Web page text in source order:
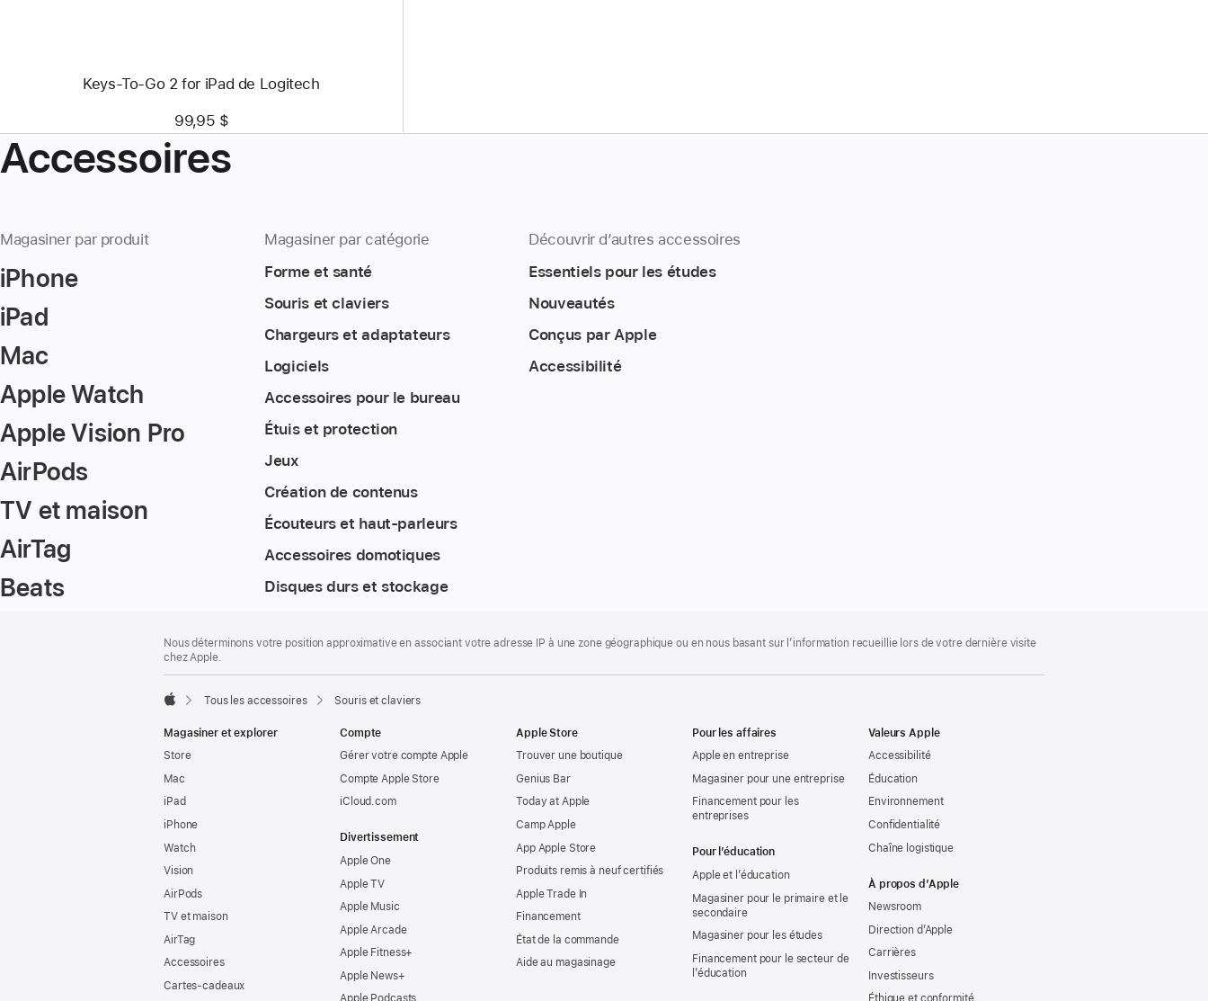
Keys-To-Go 2 for iPad de Logitech
99,95 $
Accessoires
Magasiner par produit
iPhone
iPad
Mac
Apple Watch
Apple Vision Pro
AirPods
TV et maison
AirTag
Beats
Magasiner par catégorie
Forme et santé
Souris et claviers
Chargeurs et adaptateurs
Logiciels
Accessoires pour le bureau
Étuis et protection
Jeux
Création de contenus
Écouteurs et haut-parleurs
Accessoires domotiques
Disques durs et stockage
Découvrir d’autres accessoires
Essentiels pour les études
Nouveautés
Conçus par Apple
Accessibilité
de
page
de
bas
page
Nous déterminons votre position approximative en associant votre adresse IP à une zone géographique ou en nous basant sur l’information recueillie lors de votre dernière visite
chez Apple.
Tous les accessoires Souris et claviers
Magasiner et explorer
Store
Mac
iPad
iPhone
Watch
Vision
AirPods
TV et maison
AirTag
Accessoires
Cartes-cadeaux
Compte
Gérer votre compte Apple
Compte Apple Store
iCloud.com
Divertissement
Apple One
Apple TV
Apple Music
Apple Arcade
Apple Fitness+
Apple News+
Apple Store
Trouver une boutique
Genius Bar
Today at Apple
Camp Apple
App Apple Store
Produits remis à neuf certifiés
Apple Trade In
Financement
État de la commande
Aide au magasinage
Pour les affaires
Apple en entreprise
Magasiner pour une entreprise
Financement pour les
entreprises
Pour l’éducation
Apple et l’éducation
Magasiner pour le primaire et le
secondaire
Magasiner pour les études
Financement pour le secteur de
l’éducation
Valeurs Apple
Accessibilité
Éducation
Environnement
Confidentialité
Chaîne logistique
À propos d’Apple
Newsroom
Direction d’Apple
Carrières
Investisseurs